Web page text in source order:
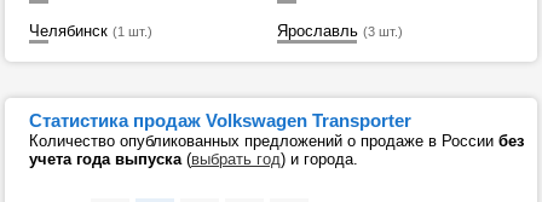
Челябинск (1 шт.) Ярославль (3 шт.)
Статистика продаж Volkswagen Transporter
Количество опубликованных предложений о продаже в России без
учета года выпуска(выбрать год) и города.